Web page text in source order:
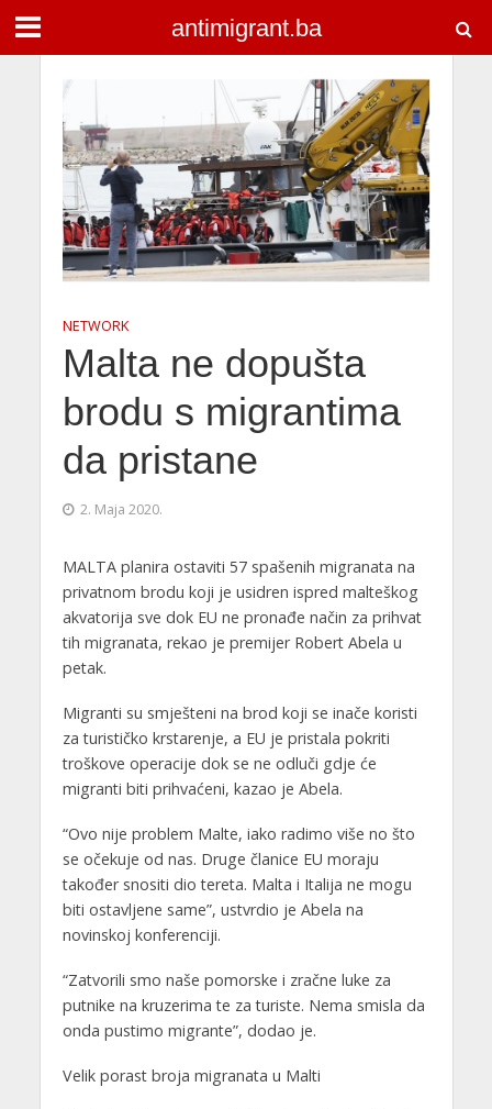
antimigrant.ba
NETWORK
Malta ne dopušta
brodu s migrantima
da pristane
2. Maja 2020.
MALTA planira ostaviti 57 spašenih migranata na
privatnom brodu koji je usidren ispred malteškog
akvatorija sve dok EU ne pronađe način za prihvat
tih migranata, rekao je premijer Robert Abela u
petak.
Migranti su smješteni na brod koji se inače koristi
za turističko krstarenje, a EU je pristala pokriti
troškove operacije dok se ne odluči gdje će
migranti biti prihvaćeni, kazao je Abela.
“Ovo nije problem Malte, iako radimo više no što
se očekuje od nas. Druge članice EU moraju
također snositi dio tereta. Malta i Italija ne mogu
biti ostavljene same”, ustvrdio je Abela na
novinskoj konferenciji.
“Zatvorili smo naše pomorske i zračne luke za
putnike na kruzerima te za turiste. Nema smisla da
onda pustimo migrante”, dodao je.
Velik porast broja migranata u Malti